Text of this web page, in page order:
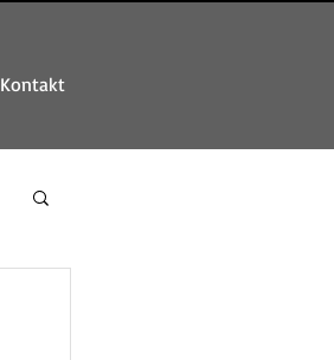
Kontakt